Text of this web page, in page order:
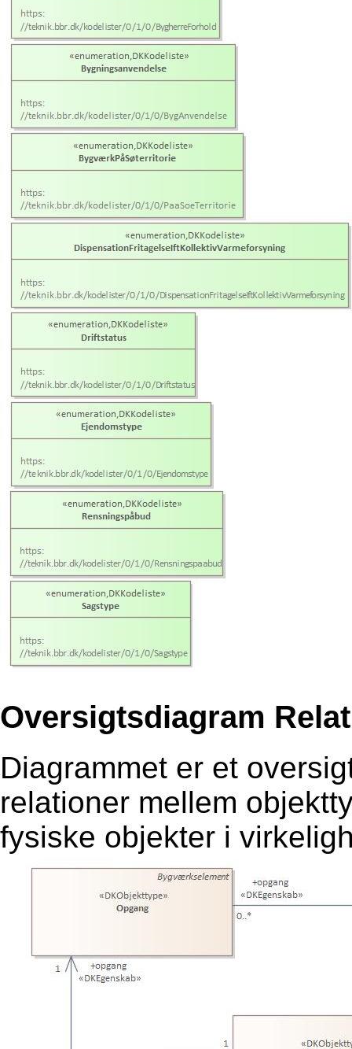
Oversigtsdiagram
Diagrammet er et
relationer mellem
fysiske objekter i